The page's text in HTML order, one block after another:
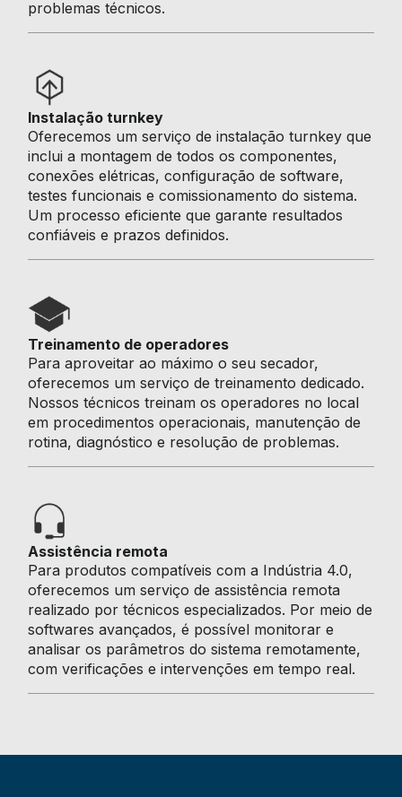
problemas técnicos.
Instalação turnkey
Oferecemos um serviço de instalação turnkey que
inclui a montagem de todos os componentes,
conexões elétricas, configuração de software,
testes funcionais e comissionamento do sistema.
Um processo eficiente que garante resultados
confiáveis e prazos definidos.
Treinamento de operadores
Para aproveitar ao máximo o seu secador,
oferecemos um serviço de treinamento dedicado.
Nossos técnicos treinam os operadores no local
em procedimentos operacionais, manutenção de
rotina, diagnóstico e resolução de problemas.
Assistência remota
Para produtos compatíveis com a Indústria 4.0,
oferecemos um serviço de assistência remota
realizado por técnicos especializados. Por meio de
softwares avançados, é possível monitorar e
analisar os parâmetros do sistema remotamente,
com verificações e intervenções em tempo real.